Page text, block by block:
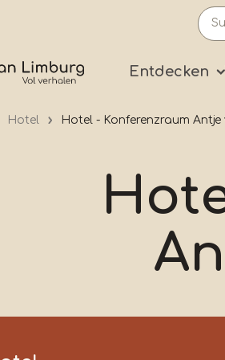
Entdecken
Hotel Hotel - Konferenzraum